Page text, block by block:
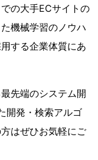
の大手ECサイトの
機械学習のノウハ
する企業体質にあ
先端のシステム開
開発・検索アルゴ
はぜひお気軽にご